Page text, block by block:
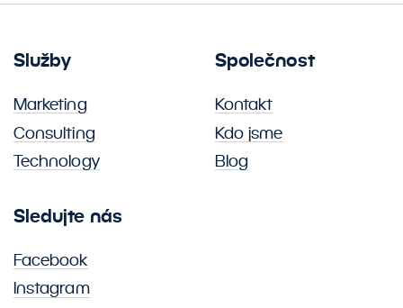
Služby
Marketing
Consulting
Technology
Společnost
Kontakt
Kdo jsme
Blog
Sledujte nás
Facebook
Instagram